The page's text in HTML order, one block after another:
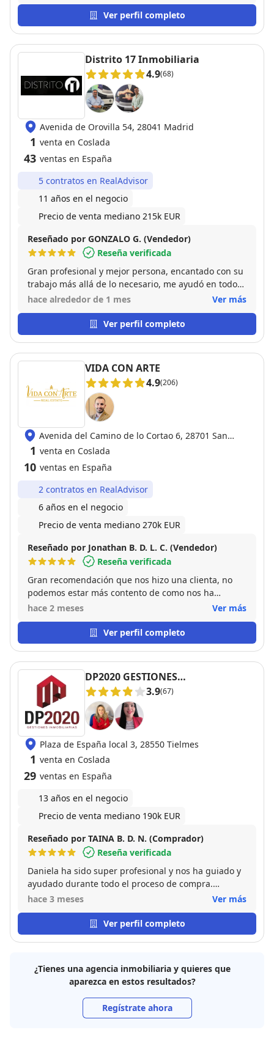
manteniéndome informado y presentando la
vivienda de forma impecable. Gracias a su
fue mucho más sencillo. Muy satisfecho con el
Ver perfil completo
Distrito 17 Inmobiliaria
4.9(68)
Avenida de Orovilla 54, 28041 Madrid
1 venta en Coslada
43 ventas en España
5 contratos en RealAdvisor
11 años en el negocio
Precio de venta mediano 215k EUR
Reseñado por GONZALO G. (Vendedor)
Reseña verificada
Gran profesional y mejor persona, encantado con su
trabajo más allá de lo necesario, me ayudó en todo
el proceso, buscar alquiler a mis inquilinos, incluso
trastero, al irse los inquilinos pusieron alarma en el
piso a su coste, trato super cercano, ahora lo
hace alrededor de 1 mes Ver más
Ver perfil completo
VIDA CON ARTE
4.9(206)
Avenida del Camino de lo Cortao 6, 28701 San
Sebastián de los Reyes
1 venta en Coslada
10 ventas en España
2 contratos en RealAdvisor
6 años en el negocio
Precio de venta mediano 270k EUR
Reseñado por Jonathan B. D. L. C. (Vendedor)
Reseña verificada
Gran recomendación que nos hizo una clienta, no
podemos estar más contento de como nos ha
acompañado en todo el proceso burocrático,
profesionalidad que tiene y aparte una gran
persona. Sin duda le volvería a elegir si cambio de
hace 2 meses Ver más
Ver perfil completo
DP2020 GESTIONES
INMOBILIARIAS
3.9(67)
Plaza de España local 3, 28550 Tielmes
1 venta en Coslada
29 ventas en España
13 años en el negocio
Precio de venta mediano 190k EUR
Reseñado por TAINA B. D. N. (Comprador)
Reseña verificada
Daniela ha sido super profesional y nos ha guiado y
ayudado durante todo el proceso de compra.
Estamos encantados con la experiencia y con la
hace 3 meses Ver más
Ver perfil completo
¿Tienes una agencia inmobiliaria y quieres que
aparezca en estos resultados?
Regístrate ahora